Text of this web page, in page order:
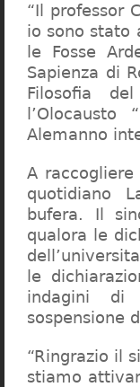
“Il professor
io sono stato
le Fosse
Sapienza di
Filosofia
Alemanno
A
quotidiano
bufera. Il
qualora le
le
indagini di
sospensione
“Ringrazio il
stiamo